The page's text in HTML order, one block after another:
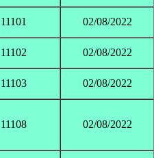
11101 02/08/2022
11102 02/08/2022
11103 02/08/2022
11108 02/08/2022